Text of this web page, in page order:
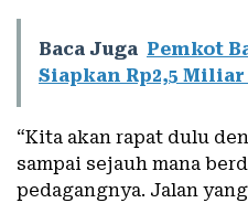
Baca Juga Pemkot
Siapkan Rp2,5
“Kita akan rapat dulu
sampai sejauh mana
pedagangnya. Jalan